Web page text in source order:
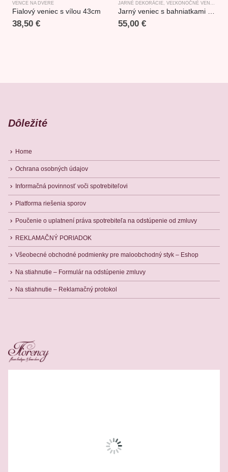
VENCE NA DVERE
Fialový veniec s vílou 43cm
38,50 €
JARNÉ DEKORÁCIE, VEĽKONOČNÉ VENCE NA DVERE
Jarný veniec s bahniatkami v prírodnom štýle 92x53cm
55,00 €
Dôležité
Home
Ochrana osobných údajov
Informačná povinnosť voči spotrebiteľovi
Platforma riešenia sporov
Poučenie o uplatnení práva spotrebiteľa na odstúpenie od zmluvy
REKLAMAČNÝ PORIADOK
Všeobecné obchodné podmienky pre maloobchodný styk – Eshop
Na stiahnutie – Formulár na odstúpenie zmluvy
Na stiahnutie – Reklamačný protokol